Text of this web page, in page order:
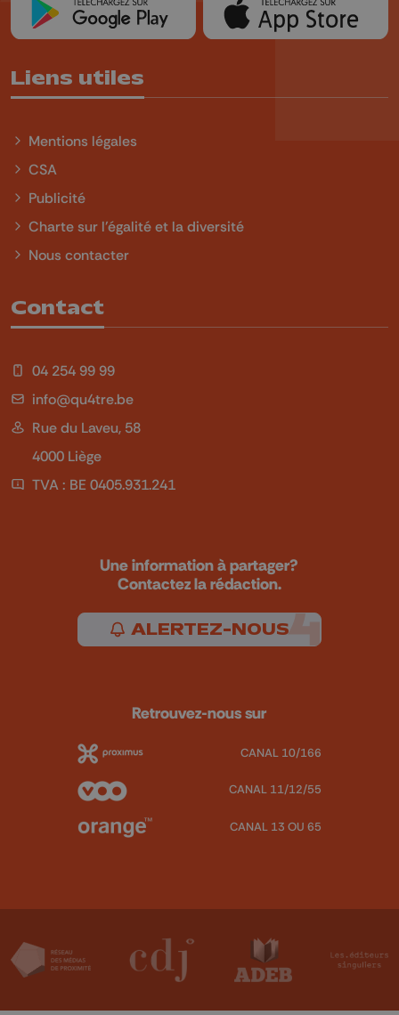
Liens utiles
Mentions légales
CSA
Publicité
Charte sur l'égalité et la diversité
Nous contacter
Contact
04 254 99 99
info@qu4tre.be
Rue du Laveu, 58
4000 Liège
TVA : BE 0405.931.241
Une information à partager?
Contactez la rédaction.
ALERTEZ-NOUS
Retrouvez-nous sur
CANAL 10/166
CANAL 11/12/55
CANAL 13 OU 65